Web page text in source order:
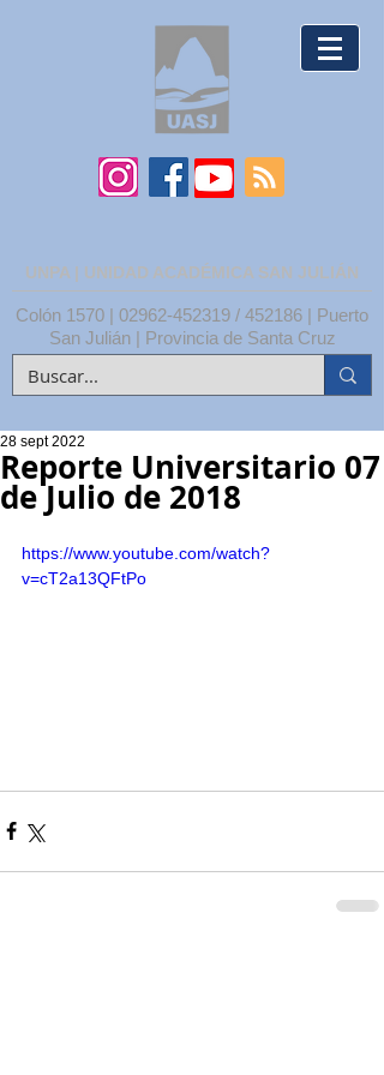
UNPA | UNIDAD ACADÉMICA SAN JULIÁN
Colón 1570 | 02962-452319 / 452186 | Puerto
San Julián | Provincia de Santa Cruz
Reporte Universitario 07
de Julio de 2018
28 sept 2022
https://www.youtube.com/watch?
v=cT2a13QFtPo